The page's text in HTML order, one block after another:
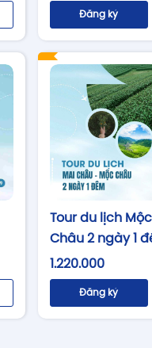
Đăng ký
Tour du lịch
Châu 2 ngày 1
1.220.000
Đăng ký